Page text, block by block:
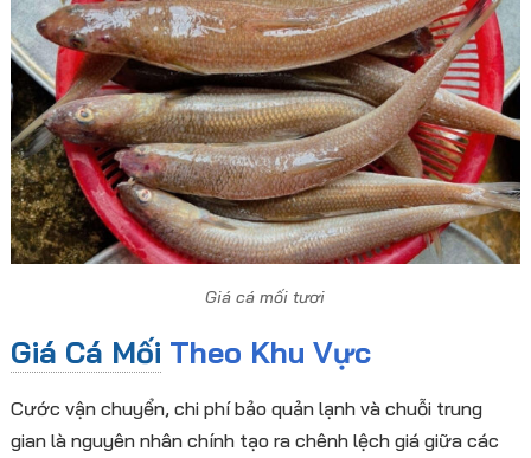
Giá cá mối tươi
Giá Cá Mối Theo Khu Vực
Cước vận chuyển, chi phí bảo quản lạnh và chuỗi trung
gian là nguyên nhân chính tạo ra chênh lệch giá giữa các